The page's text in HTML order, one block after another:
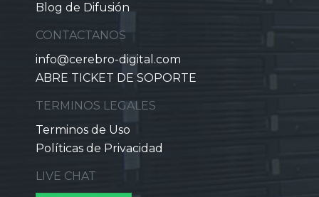
Blog de Difusión
CONTACTANOS
info@cerebro-digital.com
ABRE TICKET DE SOPORTE
TERMINOS LEGALES
Terminos de Uso
Políticas de Privacidad
LIVE CHAT